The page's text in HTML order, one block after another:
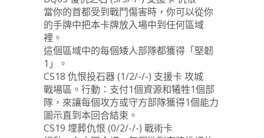
當你的首都受到戰鬥傷害時，你可以從你
的手牌中把本卡牌放入場中到任何區域
裡。
這個區域中的每個矮人部隊都獲得「堅韌
1」。
CS18 仇恨投石器 (1/2/-/-) 支援卡 攻城
戰場區。行動：支付1個資源和犧牲1個部
隊，來讓每個攻方或守方部隊獲得1個能力
圖示直到本回合結束。
CS19 埋葬仇恨 (0/2/-/-) 戰術卡